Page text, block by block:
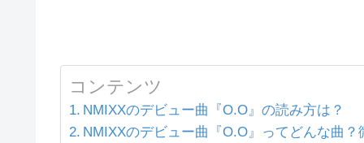
コンテンツ
NMIXXのデビュー曲『O.O』の読み方は？
NMIXXのデビュー曲『O.O』ってどんな曲？